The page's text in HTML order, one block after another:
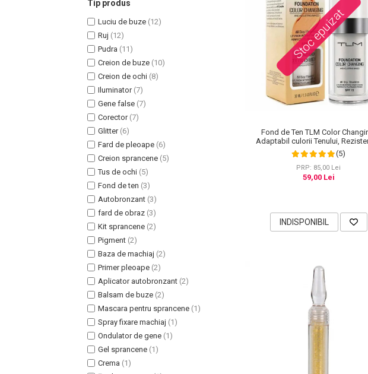
Uleiuri Unghii / Cuticule
Tip produs
Luciu de buze (12)
Ruj (12)
Pudra (11)
Creion de buze (10)
Creion de ochi (8)
Iluminator (7)
Gene false (7)
Corector (7)
Glitter (6)
Fard de pleoape (6)
Creion sprancene (5)
Tus de ochi (5)
Fond de ten (3)
Autobronzant (3)
fard de obraz (3)
Kit sprancene (2)
Pigment (2)
Baza de machiaj (2)
Primer pleoape (2)
Aplicator autobronzant (2)
Balsam de buze (2)
Mascara pentru sprancene (1)
Spray fixare machiaj (1)
Ondulator de gene (1)
Gel sprancene (1)
Crema (1)
Stoc epuizat
Fond de Ten TLM Color
Adaptabil culorii Tenului,
Transfer 16H, SPF 15, 30 ml
(5)
PRP: 85,00 Lei
59,00 Lei
INDISPONIBIL